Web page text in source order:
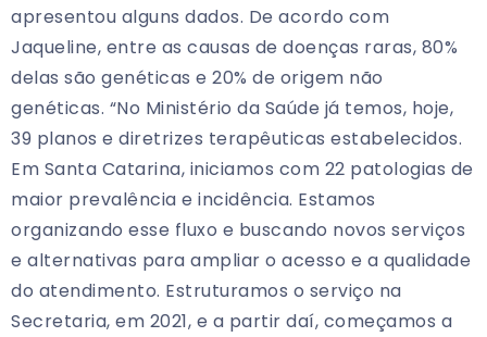
apresentou alguns dados. De acordo com
Jaqueline, entre as causas de doenças raras, 80%
delas são genéticas e 20% de origem não
genéticas. “No Ministério da Saúde já temos, hoje,
39 planos e diretrizes terapêuticas estabelecidos.
Em Santa Catarina, iniciamos com 22 patologias de
maior prevalência e incidência. Estamos
organizando esse fluxo e buscando novos serviços
e alternativas para ampliar o acesso e a qualidade
do atendimento. Estruturamos o serviço na
Secretaria, em 2021, e a partir daí, começamos a